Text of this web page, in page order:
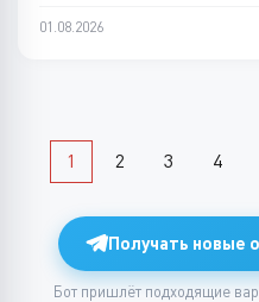
01.08.2026
1 2 3 4
Получать новые
Бот пришлёт подходящие